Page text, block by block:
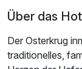
Über das
Der Osterkrug
traditionelles,